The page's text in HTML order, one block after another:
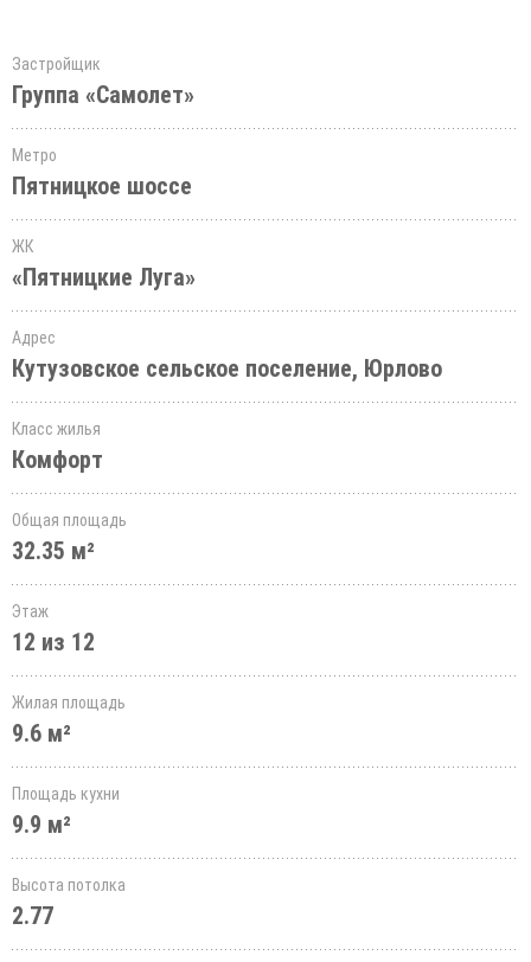
Застройщик
Группа «Самолет»
Метро
Пятницкое шоссе
ЖК
«Пятницкие Луга»
Адрес
Кутузовское сельское поселение, Юрлово
Класс жилья
Комфорт
Общая площадь
32.35 м²
Этаж
12 из 12
Жилая площадь
9.6 м²
Площадь кухни
9.9 м²
Высота потолка
2.77